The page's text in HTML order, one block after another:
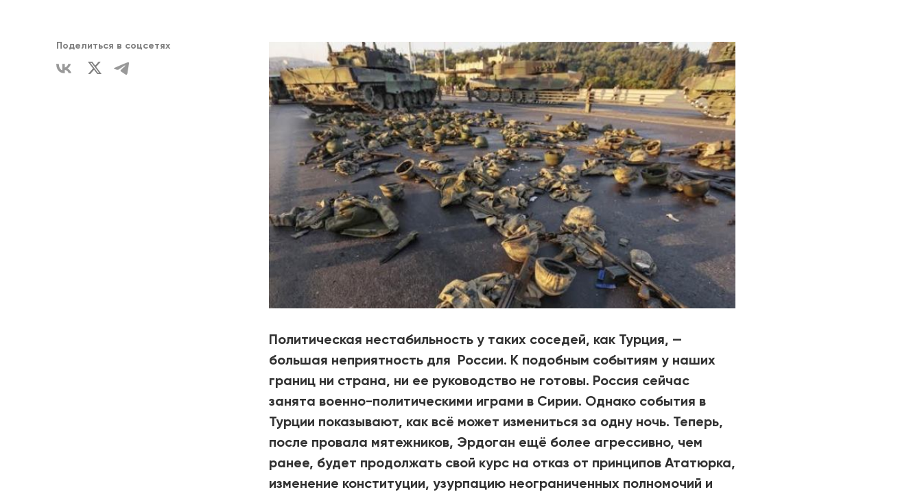
ПОДРОБНЕЕ
ВСЕ КНИГИ
Поделиться в соцсетях
Политическая нестабильность у таких соседей, как Турция, —
большая неприятность для России. К подобным событиям у наших
границ ни страна, ни ее руководство не готовы. Россия сейчас
занята военно-политическими играми в Сирии. Однако события в
Турции показывают, как всё может измениться за одну ночь. Теперь,
после провала мятежников, Эрдоган ещё более агрессивно, чем
ранее, будет продолжать свой курс на отказ от принципов Ататюрка,
изменение конституции, узурпацию неограниченных полномочий и